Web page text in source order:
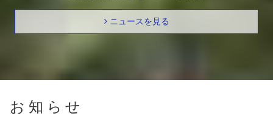
ニュースを見る
お知らせ